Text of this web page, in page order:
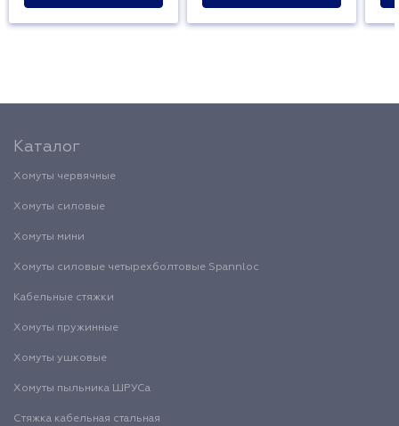
Каталог
Хомуты червячные
Хомуты силовые
Хомуты мини
Хомуты силовые четырехболтовые Spannloc
Кабельные стяжки
Хомуты пружинные
Хомуты ушковые
Хомуты пыльника ШРУСа
Стяжка кабельная стальная